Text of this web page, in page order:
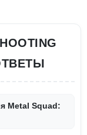
Metal Squad: